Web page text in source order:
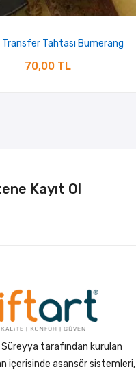
Transfer Tahtası Bumerang
70,00 TL
Kayıt Ol
Süreyya tarafından kurulan
içerisinde asansör sistemleri,